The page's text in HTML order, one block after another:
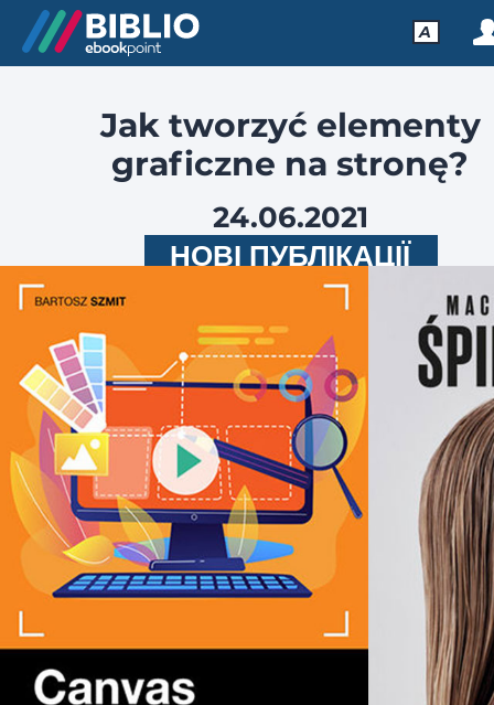
A
Jak tworzyć elementy
graficzne na stronę?
24.06.2021
НОВІ ПУБЛІКАЦІЇ